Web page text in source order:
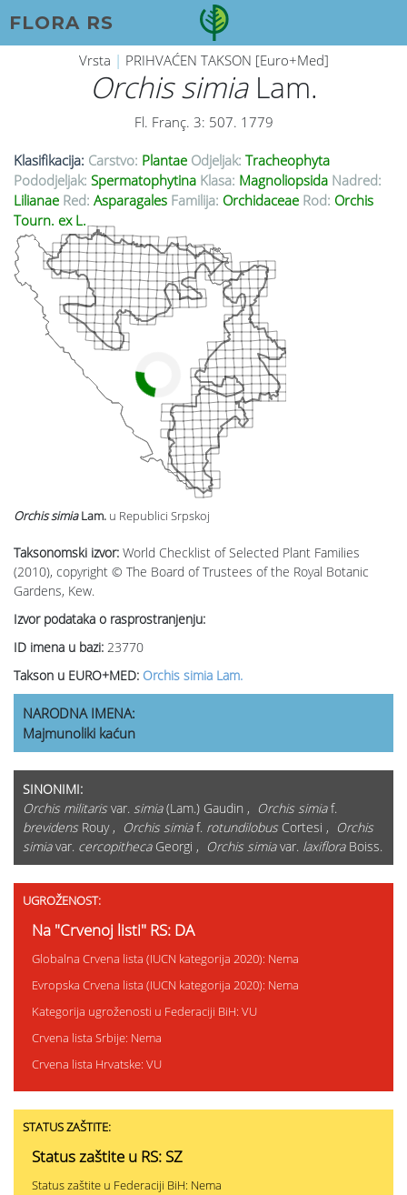
FLORA RS
Vrsta | PRIHVAĆEN TAKSON [Euro+Med]
Orchis simiaLam.
Fl. Franç. 3: 507. 1779
Klasifikacija: Carstvo: Plantae Odjeljak: Tracheophyta
Pododjeljak: Spermatophytina Klasa: Magnoliopsida Nadred:
Lilianae Red: Asparagales Familija: Orchidaceae Rod: Orchis
Tourn. ex L.
Taksonomski izvor: World Checklist of Selected Plant Families
(2010), copyright © The Board of Trustees of the Royal Botanic
Gardens, Kew.
Izvor podataka o rasprostranjenju:
ID imena u bazi: 23770
Takson u EURO+MED: Orchis simia Lam.
Orchis simiaLam. u Republici Srpskoj
NARODNA IMENA:
Majmunoliki kaćun
SINONIMI:
Orchis militaris var. simia(Lam.) Gaudin , Orchis simiaf.
brevidens Rouy , Orchis simiaf. rotundilobus Cortesi , Orchis
simiavar. cercopithecaGeorgi , Orchis simiavar. laxifloraBoiss.
UGROŽENOST:
Na "Crvenoj listi" RS: DA
Globalna Crvena lista (IUCN kategorija 2020): Nema
Evropska Crvena lista (IUCN kategorija 2020): Nema
Kategorija ugroženosti u Federaciji BiH: VU
Crvena lista Srbije: Nema
Crvena lista Hrvatske: VU
STATUS ZAŠTITE:
Status zaštite u RS: SZ
Status zaštite u Federaciji BiH: Nema